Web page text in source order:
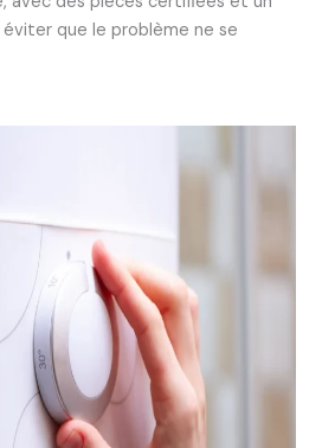
éviter que le problème ne se